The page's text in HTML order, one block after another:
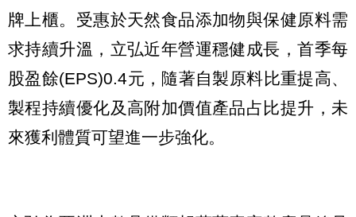
牌上櫃。受惠於天然食品添加物與保健原料需
求持續升溫，立弘近年營運穩健成長，首季每
股盈餘(EPS)0.4元，隨著自製原料比重提高、
製程持續優化及高附加價值產品占比提升，未
來獲利體質可望進一步強化。